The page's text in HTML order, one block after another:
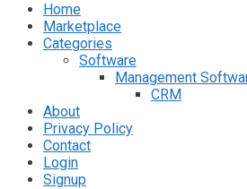
Home
Marketplace
Categories
Software
Management
CRM
About
Privacy Policy
Contact
Login
Signup